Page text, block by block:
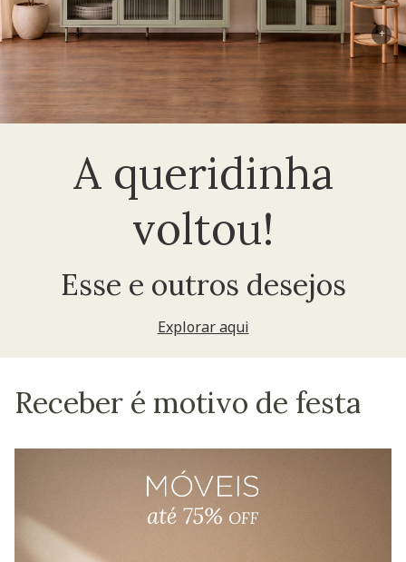
A queridinha
voltou!
Esse e outros desejos
Explorar aqui
+
Receber é motivo de festa